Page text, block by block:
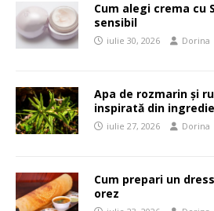
Cum alegi crema cu
sensibil
iulie 30, 2026 Dorina
Apa de rozmarin și
inspirată din
iulie 27, 2026 Dorina
Cum prepari un
orez